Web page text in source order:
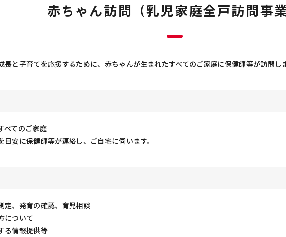
赤ちゃん訪問（乳児家庭全戸訪問事業
と子育てを応援するために、赤ちゃんが生まれたすべてのご家庭に保健師等が訪問しま
てのご家庭
に保健師等が連絡し、ご自宅に伺います。
、発育の確認、育児相談
ついて
情報提供等